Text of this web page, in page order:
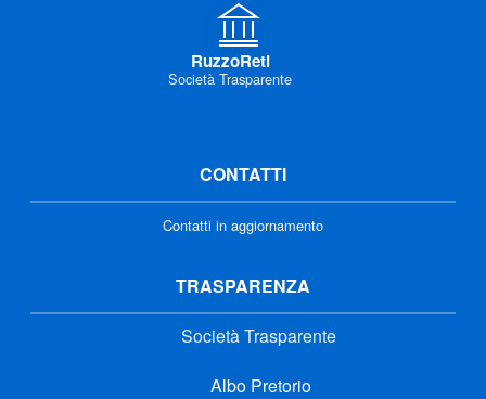
RuzzoReti
Società Trasparente
CONTATTI
Contatti in aggiornamento
TRASPARENZA
Società Trasparente
Albo Pretorio